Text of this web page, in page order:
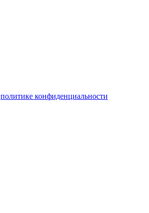
политике конфиденциальности